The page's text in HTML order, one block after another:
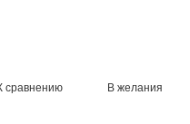
сравнению В желания